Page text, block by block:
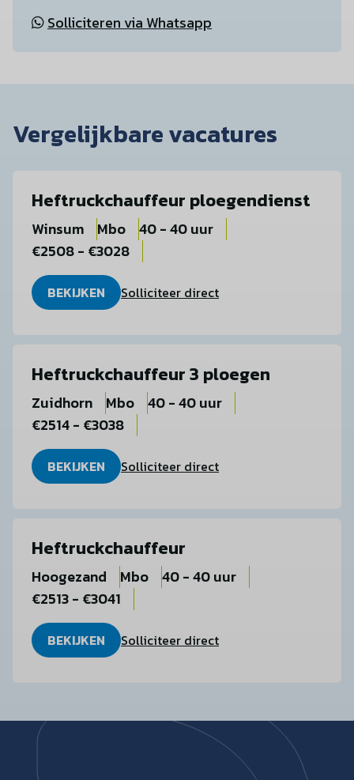
Solliciteren via Whatsapp
Vergelijkbare vacatures
Heftruckchauffeur ploegendienst
Winsum Mbo
40 - 40 uur
€2508 - €3028
BEKIJKEN Solliciteer direct
Heftruckchauffeur 3 ploegen
Zuidhorn Mbo
40 - 40 uur
€2514 - €3038
BEKIJKEN Solliciteer direct
Heftruckchauffeur
Hoogezand Mbo
40 - 40 uur
€2513 - €3041
BEKIJKEN Solliciteer direct